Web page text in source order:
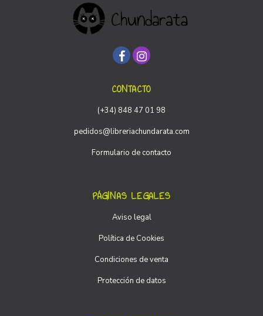
CONTACTO
(+34) 848 47 01 98
pedidos@libreriachundarata.com
Formulario de contacto
PÁGINAS LEGALES
Aviso legal
Política de Cookies
Condiciones de venta
Protección de datos